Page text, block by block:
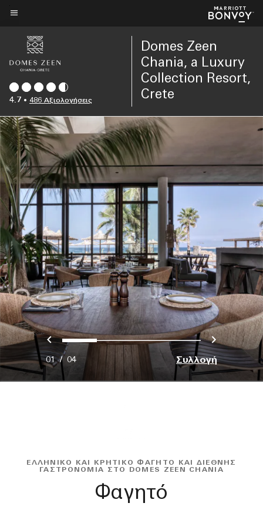
Skip
main
content
4.7 • 486 Αξιολογήσεις
Domes Zeen
Chania, a Luxury
Collection Resort,
Crete
Προηγούμενο
0 1 2 3
01/ 04 Συλλογή
ΕΛΛΗΝΙΚΌ ΚΑΙ ΚΡΗΤΙΚΌ ΦΑΓΗΤΌ ΚΑΙ ΔΙΕΘΝΉΣ
ΓΑΣΤΡΟΝΟΜΊΑ ΣΤΟ DOMES ZEEN CHANIA
Φαγητό